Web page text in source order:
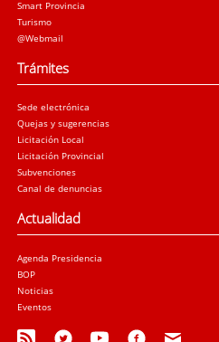
Smart Provincia
Turismo
@Webmail
Trámites
Sede electrónica
Quejas y sugerencias
Licitación Local
Licitación Provincial
Subvenciones
Canal de denuncias
Actualidad
Agenda Presidencia
BOP
Noticias
Eventos